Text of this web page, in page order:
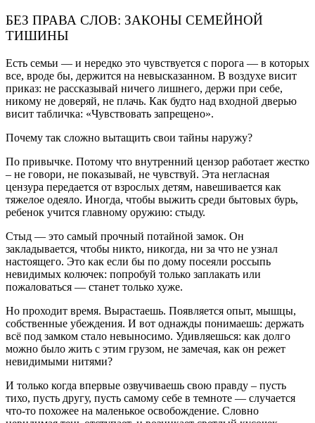
БЕЗ ПРАВА СЛОВ: ЗАКОНЫ СЕМЕЙНОЙ
ТИШИНЫ
Есть семьи — и нередко это чувствуется с порога — в которых
все, вроде бы, держится на невысказанном. В воздухе висит
приказ: не рассказывай ничего лишнего, держи при себе,
никому не доверяй, не плачь. Как будто над входной дверью
висит табличка: «Чувствовать запрещено».
Почему так сложно вытащить свои тайны наружу?
По привычке. Потому что внутренний цензор работает жестко
– не говори, не показывай, не чувствуй. Эта негласная
цензура передается от взрослых детям, навешивается как
тяжелое одеяло. Иногда, чтобы выжить среди бытовых бурь,
ребенок учится главному оружию: стыду.
Стыд — это самый прочный потайной замок. Он
закладывается, чтобы никто, никогда, ни за что не узнал
настоящего. Это как если бы по дому посеяли россыпь
невидимых колючек: попробуй только заплакать или
пожаловаться — станет только хуже.
Но проходит время. Вырастаешь. Появляется опыт, мышцы,
собственные убеждения. И вот однажды понимаешь: держать
всё под замком стало невыносимо. Удивляешься: как долго
можно было жить с этим грузом, не замечая, как он режет
невидимыми нитями?
И только когда впервые озвучиваешь свою правду – пусть
тихо, пусть другу, пусть самому себе в темноте — случается
что-то похожее на маленькое освобождение. Словно